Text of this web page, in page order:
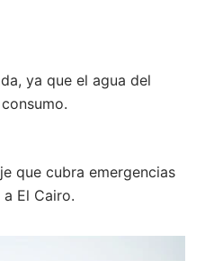
ya que el agua del
que cubra emergencias
El Cairo.